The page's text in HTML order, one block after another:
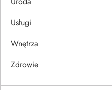
Usługi
Wnętrza
Zdrowie